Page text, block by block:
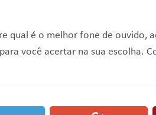
qual é o melhor fone de ouvido,
você acertar na sua escolha.